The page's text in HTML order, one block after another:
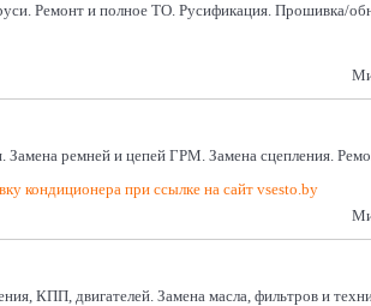
Ремонт и полное ТО. Русификация. Прошивка/
Замена ремней и цепей ГРМ. Замена сцепления.
кондиционера при ссылке на сайт vsesto.by
КПП, двигателей. Замена масла, фильтров и